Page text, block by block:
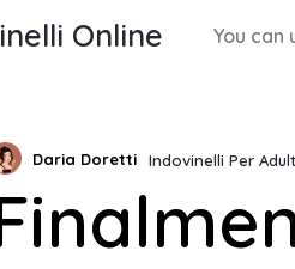
Online You can
Daria Doretti Indovinelli Per